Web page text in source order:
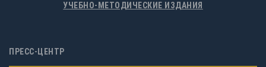
УЧЕБНО-МЕТОДИЧЕСКИЕ ИЗДАНИЯ
ПРЕСС-ЦЕНТР